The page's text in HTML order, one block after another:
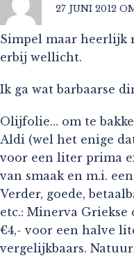
27 JUNI 2012
Simpel maar heerlijk
erbij wellicht.
Ik ga wat barbaarse
Olijfolie… om te
Aldi (wel het enige
voor een liter prima
van smaak en m.i.
Verder, goede,
etc.: Minerva Griekse
€4,- voor een halve
vergelijkbaars.